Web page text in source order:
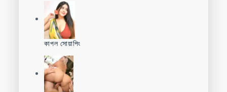
কাপল সোয়াপিং